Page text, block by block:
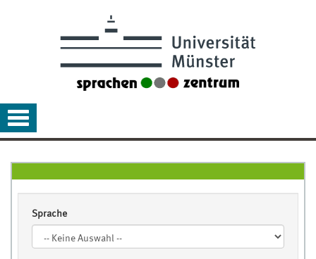
Toggle
navigation
Sprache